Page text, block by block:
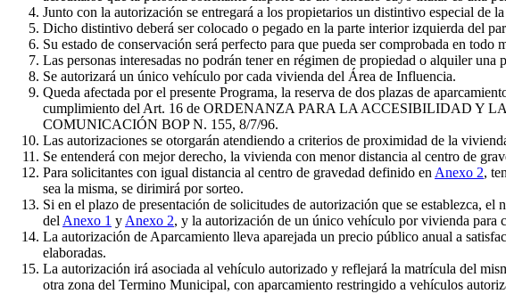
Junto con la autorización se entregará a los propietarios un distintivo especial de
Dicho distintivo deberá ser colocado o pegado en la parte interior izquierda del
Su estado de conservación será perfecto para que pueda ser comprobada en todo
Las personas interesadas no podrán tener en régimen de propiedad o alquiler
Se autorizará un único vehículo por cada vivienda del Área de Influencia.
Queda afectada por el presente Programa, la reserva de dos plazas de
cumplimiento del Art. 16 de ORDENANZA PARA LA ACCESIBILIDAD Y
COMUNICACIÓN BOP N. 155, 8/7/96.
Las autorizaciones se otorgarán atendiendo a criterios de proximidad de la
Se entenderá con mejor derecho, la vivienda con menor distancia al centro de
Para solicitantes con igual distancia al centro de gravedad definido en Anexo 2,
sea la misma, se dirimirá por sorteo.
Si en el plazo de presentación de solicitudes de autorización que se establezca,
del Anexo 1 y Anexo 2, y la autorización de un único vehículo por vivienda para
La autorización de Aparcamiento lleva aparejada un precio público anual a
elaboradas.
La autorización irá asociada al vehículo autorizado y reflejará la matrícula del
otra zona del Termino Municipal, con aparcamiento restringido a vehículos